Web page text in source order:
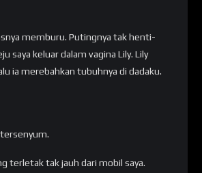
memburu. Putingnya tak henti-
saya keluar dalam vagina Lily. Lily
ia merebahkan tubuhnya di dadaku.
terletak tak jauh dari mobil saya.